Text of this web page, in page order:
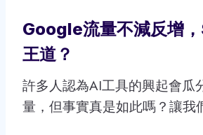
Google流量不減反增
王道？
許多人認為AI工具的興起會瓜
量，但事實真是如此嗎？讓我